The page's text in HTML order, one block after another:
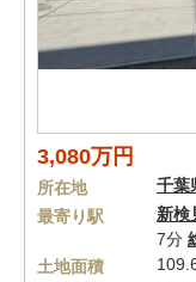
3,080万円
所在地 千葉
最寄り駅
新検
7分
土地面積